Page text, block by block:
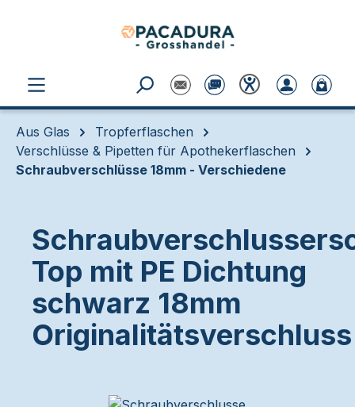
Aus Glas
Tropferflaschen
Verschlüsse & Pipetten für Apothekerflaschen
Schraubverschlüsse 18mm - Verschiedene
Top mit PE Dichtung
schwarz 18mm
Originalitätsverschluss